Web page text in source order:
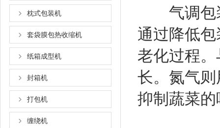
枕式包装机
套袋膜包热收缩机
纸箱成型机
封箱机
打包机
缠绕机
气调包装
通过降低
老化过程
长。氮气
抑制蔬菜